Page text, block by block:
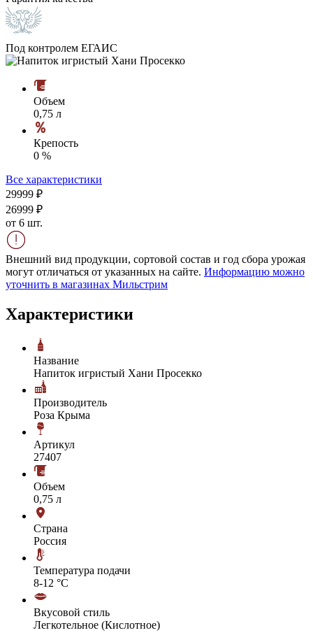
Под контролем ЕГАИС
Объем
0,75 л
Крепость
0 %
Все характеристики
29999 ₽
26999 ₽
от 6 шт.
Внешний вид продукции, сортовой состав и год сбора урожая
могут отличаться от указанных на сайте. Информацию можно
уточнить в магазинах Мильстрим
Характеристики
Название
Напиток игристый Хани Просекко
Производитель
Роза Крыма
Артикул
27407
Объем
0,75 л
Страна
Россия
Температура подачи
8-12 °С
Вкусовой стиль
Легкотельное (Кислотное)